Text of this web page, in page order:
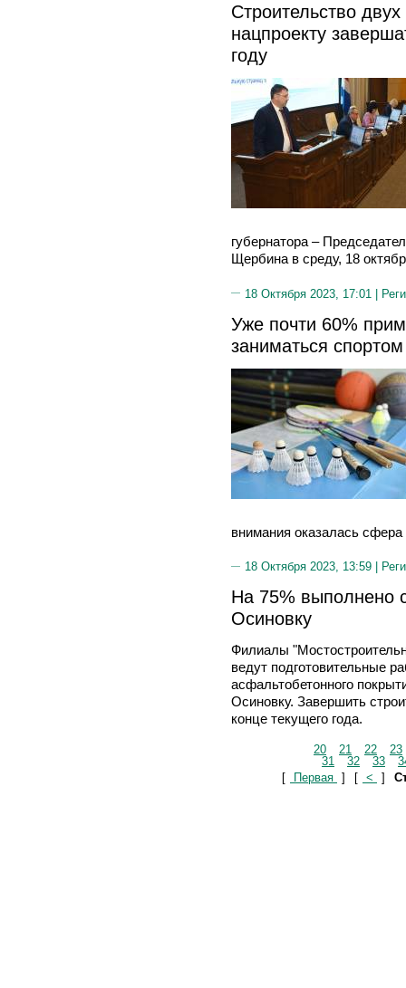
Строительство
нацпроекту
году
губернатора –
Щербина в среду, 18
18 Октября 2023, 17:01 |
Уже почти 60%
заниматься спортом
внимания оказалась
18 Октября 2023, 13:59 |
На 75% выполнено
Осиновку
Филиалы
ведут подготовительные
асфальтобетонного
Осиновку. Завершить
конце текущего года.
20 21 22
23
31
32 33
[
Первая ] [ < ]